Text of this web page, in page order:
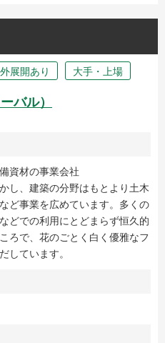
展開あり 大手・上場
バル）
資材の事業会社
し、建築の分野はもとより土木
ど事業を広めています。多くの
どでの利用にとどまらず恒久的
ろで、花のごとく白く優雅なフ
しています。